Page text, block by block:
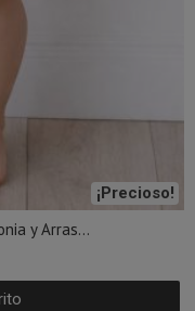
¡Precioso!
y Arras...